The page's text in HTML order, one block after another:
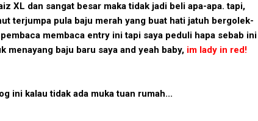
XL dan sangat besar maka tidak jadi beli apa-apa. tapi,
terjumpa pula baju merah yang buat hati jatuh bergolek-
membaca entry ini tapi saya peduli hapa sebab ini
menayang baju baru saya and yeah baby, im lady in red!
ini kalau tidak ada muka tuan rumah...